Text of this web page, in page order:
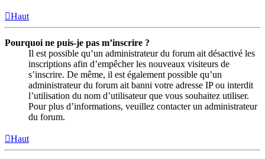
Haut
Pourquoi ne puis-je pas m’inscrire ?
Il est possible qu’un administrateur du forum ait désactivé les
inscriptions afin d’empêcher les nouveaux visiteurs de
s’inscrire. De même, il est également possible qu’un
administrateur du forum ait banni votre adresse IP ou interdit
l’utilisation du nom d’utilisateur que vous souhaitez utiliser.
Pour plus d’informations, veuillez contacter un administrateur
du forum.
Haut